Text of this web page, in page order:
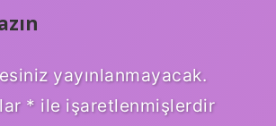
yayınlanmayacak.
* ile işaretlenmişlerdir